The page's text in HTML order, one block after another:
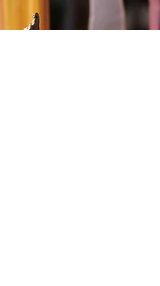
厳念寺主催の仏教講座『ケネス・タナカの
教教室』の講師を長年いただいている ケネ